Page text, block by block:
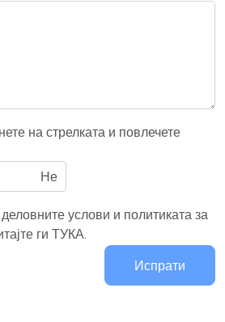
на стрелката и повлечете
услови и политиката за
ги ТУКА.
Испрати